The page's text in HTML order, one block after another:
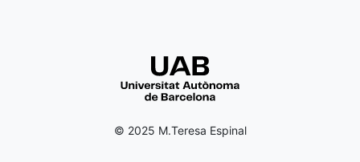
© 2025 M.Teresa Espinal